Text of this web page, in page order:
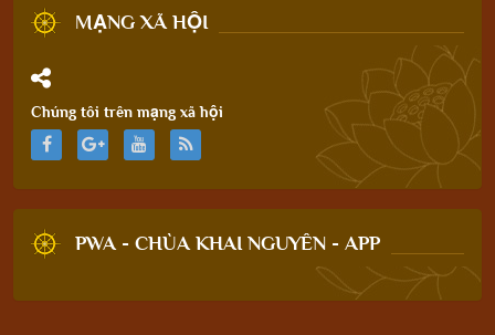
MẠNG XÃ HỘI
Chúng tôi trên mạng xã hội
PWA - CHÙA KHAI NGUYÊN - APP